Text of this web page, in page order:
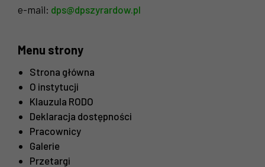
e-mail: dps@dpszyrardow.pl
Menu strony
Strona główna
O instytucji
Klauzula RODO
Deklaracja dostępności
Pracownicy
Galerie
Przetargi